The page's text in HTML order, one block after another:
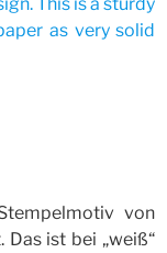
as very solid
von
ist bei „weiß“